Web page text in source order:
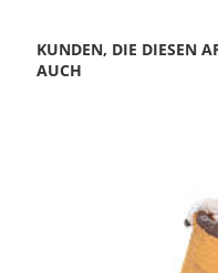
KUNDEN, DIE DIESEN
AUCH